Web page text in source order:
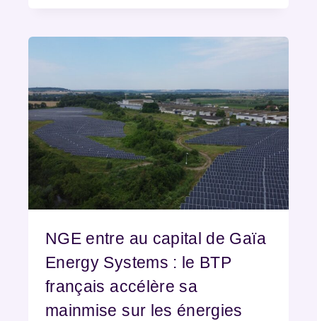
NGE entre au capital de Gaïa
Energy Systems : le BTP
français accélère sa
mainmise sur les énergies